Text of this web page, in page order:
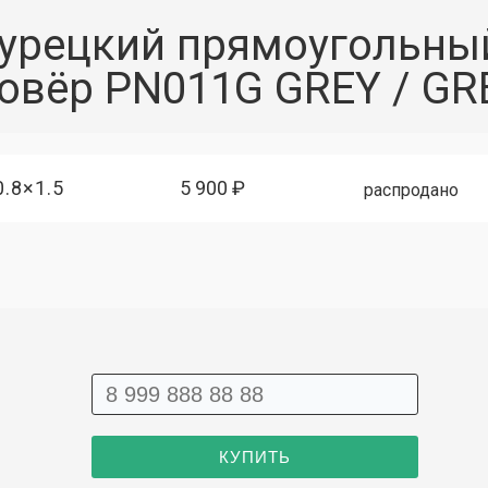
PN011G GREY /
5 900 ₽ распродано